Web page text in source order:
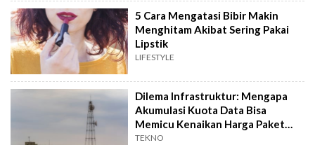
5 Cara Mengatasi Bibir Makin
Menghitam Akibat Sering Pakai
Lipstik
LIFESTYLE
Dilema Infrastruktur: Mengapa
Akumulasi Kuota Data Bisa
Memicu Kenaikan Harga Paket
Internet?
TEKNO